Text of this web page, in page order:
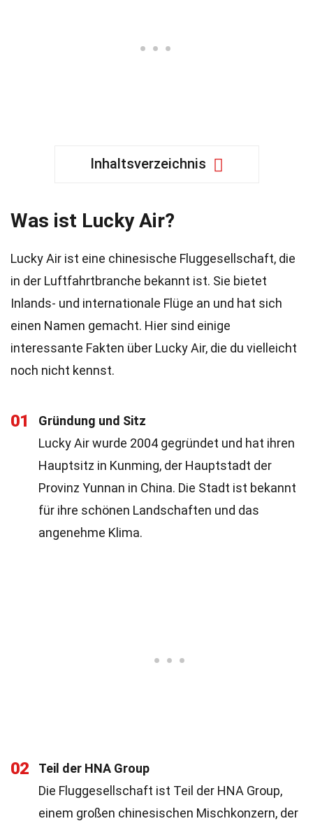
Inhaltsverzeichnis
Was ist Lucky Air?
Lucky Air ist eine chinesische Fluggesellschaft, die
in der Luftfahrtbranche bekannt ist. Sie bietet
Inlands- und internationale Flüge an und hat sich
einen Namen gemacht. Hier sind einige
interessante Fakten über Lucky Air, die du vielleicht
noch nicht kennst.
01
Gründung und Sitz
Lucky Air wurde 2004 gegründet und hat ihren
Hauptsitz in Kunming, der Hauptstadt der
Provinz Yunnan in China. Die Stadt ist bekannt
für ihre schönen Landschaften und das
angenehme Klima.
02
Teil der HNA Group
Die Fluggesellschaft ist Teil der HNA Group,
einem großen chinesischen Mischkonzern, der